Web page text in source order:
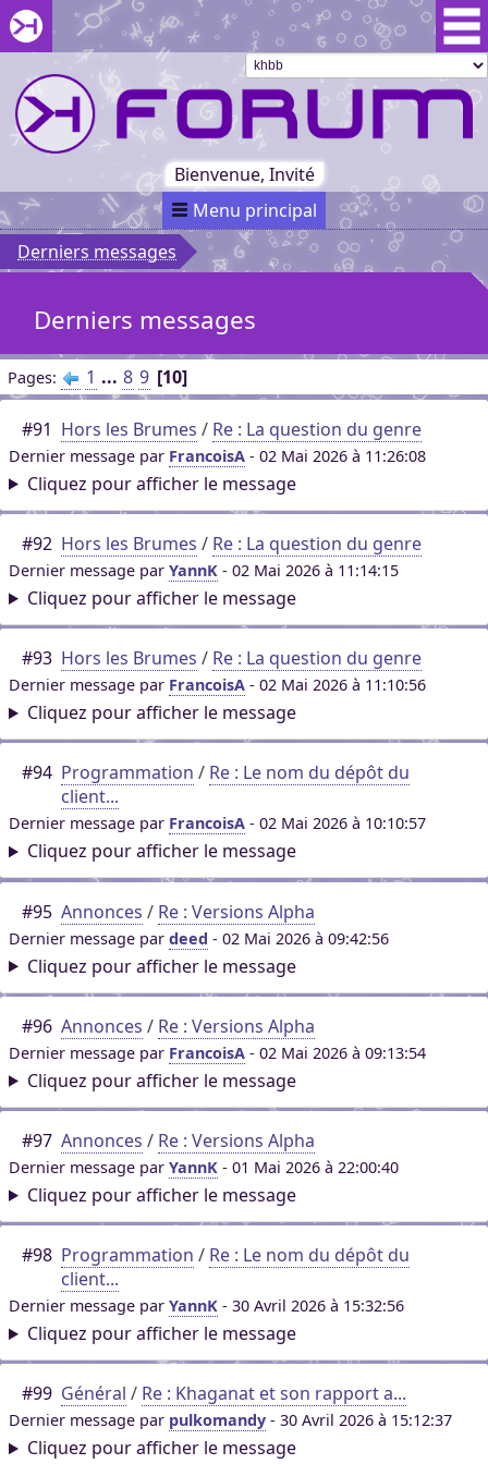
Aller au menu du forum
Aller au contenu du forum
Aller à la recherche dans le forum
Passer le
menu
Khaganat
au début
du menu
Khaganat
Bienvenue, Invité
Menu principal
Derniers messages
Derniers messages
Pages 1 ... 8 9 10
#91 Hors les Brumes / Re : La question du genre
Dernier message par FrancoisA - 02 Mai 2026 à 11:26:08
Cliquez pour afficher le message
#92 Hors les Brumes / Re : La question du genre
Dernier message par YannK - 02 Mai 2026 à 11:14:15
Cliquez pour afficher le message
#93 Hors les Brumes / Re : La question du genre
Dernier message par FrancoisA - 02 Mai 2026 à 11:10:56
Cliquez pour afficher le message
#94 Programmation / Re : Le nom du dépôt du
client...
Dernier message par FrancoisA - 02 Mai 2026 à 10:10:57
Cliquez pour afficher le message
#95 Annonces / Re : Versions Alpha
Dernier message par deed - 02 Mai 2026 à 09:42:56
Cliquez pour afficher le message
#96 Annonces / Re : Versions Alpha
Dernier message par FrancoisA - 02 Mai 2026 à 09:13:54
Cliquez pour afficher le message
#97 Annonces / Re : Versions Alpha
Dernier message par YannK - 01 Mai 2026 à 22:00:40
Cliquez pour afficher le message
#98 Programmation / Re : Le nom du dépôt du
client...
Dernier message par YannK - 30 Avril 2026 à 15:32:56
Cliquez pour afficher le message
#99 Général / Re : Khaganat et son rapport a...
Dernier message par pulkomandy - 30 Avril 2026 à 15:12:37
Cliquez pour afficher le message